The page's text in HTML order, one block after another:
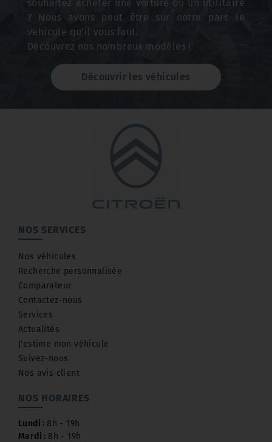
souhaitez acheter une voiture ou un utilitaire
? Nous avons peut être sur notre parc le
véhicule qu'il vous faut.
Découvrez nos nombreux modèles !
Découvrir les véhicules
NOS SERVICES
Nos véhicules
Recherche personnalisée
Comparateur
Contactez-nous
Services
Actualités
J'estime mon véhicule
Suivez-nous
Nos avis client
NOS HORAIRES
Lundi : 8h - 19h
Mardi : 8h - 19h